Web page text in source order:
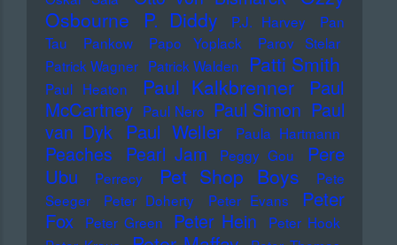
Osbourne
P. Diddy P.J. Harvey
Pan
Tau
Pankow Papo Yoplack
Parov Stelar
Patrick Wagner Patrick Walden Patti Smith
Paul Heaton Paul Kalkbrenner
Paul
McCartney Paul Nero Paul Simon Paul
van Dyk Paul Weller Paula Hartmann
Peaches Pearl Jam Peggy Gou
Pere
Ubu
Perrecy Pet Shop Boys
Pete
Seeger
Peter Doherty Peter Evans
Peter
Fox
Peter Green Peter Hein
Peter Hook